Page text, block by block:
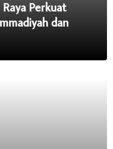
Perkuat
dan